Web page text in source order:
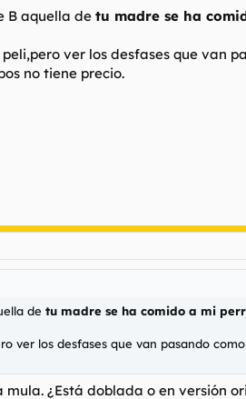
B aquella de tu madre se ha
ver los desfases que van
no tiene precio.
de tu madre se ha comido a mi
ver los desfases que van pasando
¿Está doblada o en versión